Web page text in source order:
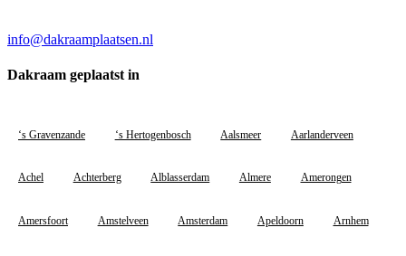
info@dakraamplaatsen.nl
Dakraam geplaatst in
‘s Gravenzande ‘s Hertogenbosch Aalsmeer Aarlanderveen
Achel Achterberg Alblasserdam Almere Amerongen
Amersfoort Amstelveen Amsterdam Apeldoorn Arnhem